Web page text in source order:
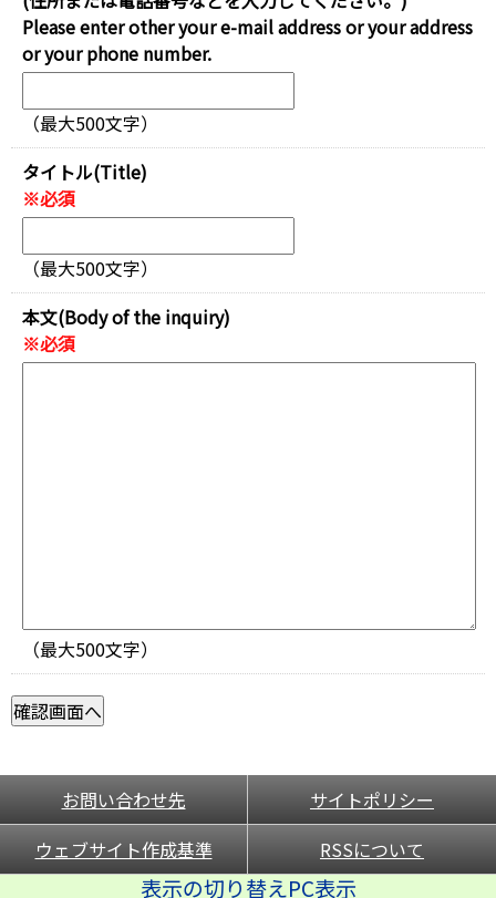
Please enter other your e-mail address or your address
or your phone number.
（最大500文字）
タイトル(Title)
※必須
（最大500文字）
本文(Body of the inquiry)
※必須
（最大500文字）
お問い合わせ先
サイトポリシー
ウェブサイト作成基準
RSSについて
表示の切り替えPC表示